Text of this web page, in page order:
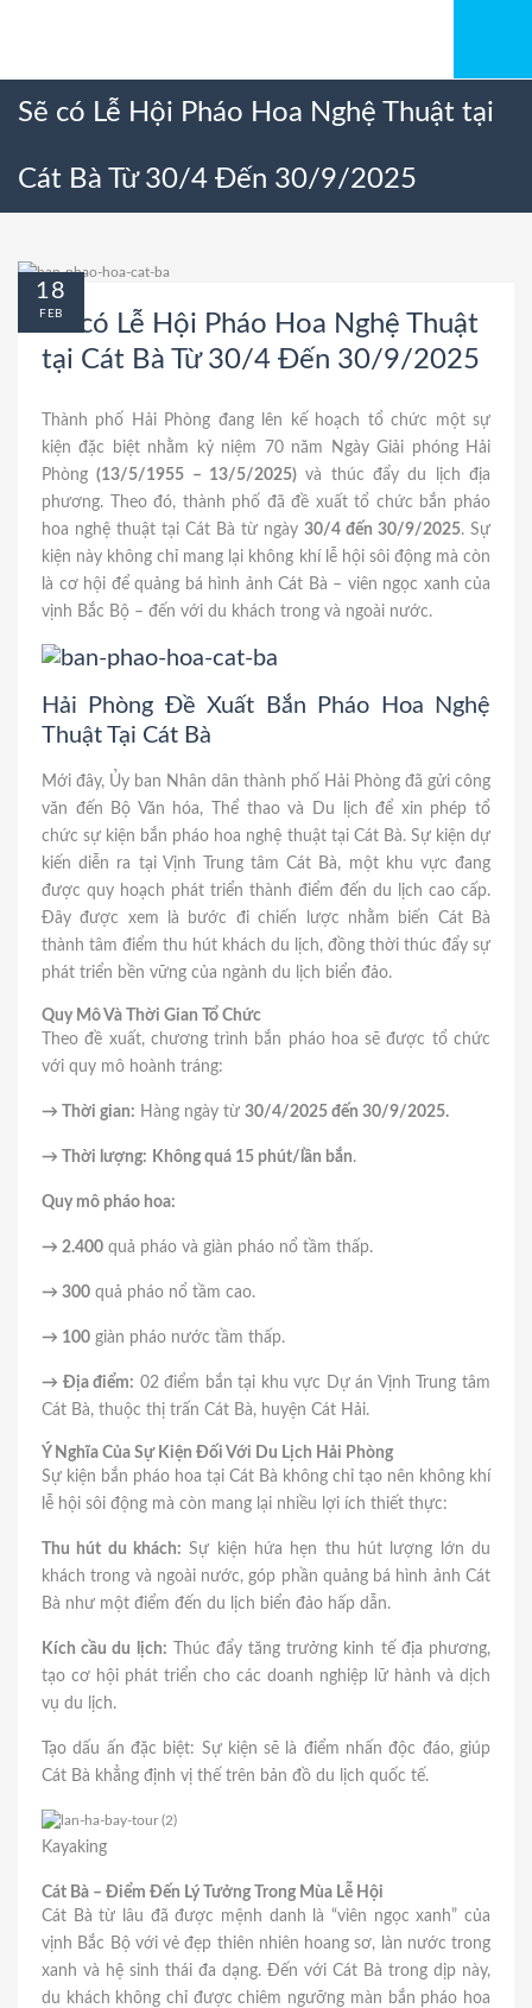
Sẽ có Lễ Hội Pháo Hoa Nghệ Thuật tại
Cát Bà Từ 30/4 Đến 30/9/2025
Sẽ có Lễ Hội Pháo Hoa Nghệ Thuật
tại Cát Bà Từ 30/4 Đến 30/9/2025
Thành phố Hải Phòng đang lên kế hoạch tổ chức một sự
kiện đặc biệt nhằm kỷ niệm 70 năm Ngày Giải phóng Hải
Phòng(13/5/1955 – 13/5/2025) và thúc đẩy du lịch địa
phương. Theo đó, thành phố đã đề xuất tổ chức bắn pháo
hoa nghệ thuật tại Cát Bà từ ngày 30/4 đến 30/9/2025. Sự
kiện này không chỉ mang lại không khí lễ hội sôi động mà còn
là cơ hội để quảng bá hình ảnh Cát Bà – viên ngọc xanh của
vịnh Bắc Bộ – đến với du khách trong và ngoài nước.
Hải Phòng Đề Xuất Bắn Pháo Hoa Nghệ
Thuật Tại Cát Bà
Mới đây, Ủy ban Nhân dân thành phố Hải Phòng đã gửi công
văn đến Bộ Văn hóa, Thể thao và Du lịch để xin phép tổ
chức sự kiện bắn pháo hoa nghệ thuật tại Cát Bà. Sự kiện dự
kiến diễn ra tại Vịnh Trung tâm Cát Bà, một khu vực đang
được quy hoạch phát triển thành điểm đến du lịch cao cấp.
Đây được xem là bước đi chiến lược nhằm biến Cát Bà
thành tâm điểm thu hút khách du lịch, đồng thời thúc đẩy sự
phát triển bền vững của ngành du lịch biển đảo.
Quy Mô Và Thời Gian Tổ Chức
Theo đề xuất, chương trình bắn pháo hoa sẽ được tổ chức
với quy mô hoành tráng:
→ Thời gian: Hàng ngày từ 30/4/2025 đến 30/9/2025.
→ Thời lượng: Không quá 15 phút/lần bắn.
Quy mô pháo hoa:
→ 2.400 quả pháo và giàn pháo nổ tầm thấp.
→ 300 quả pháo nổ tầm cao.
→ 100 giàn pháo nước tầm thấp.
→ Địa điểm: 02 điểm bắn tại khu vực Dự án Vịnh Trung tâm
Cát Bà, thuộc thị trấn Cát Bà, huyện Cát Hải.
Ý Nghĩa Của Sự Kiện Đối Với Du Lịch Hải Phòng
Sự kiện bắn pháo hoa tại Cát Bà không chỉ tạo nên không khí
lễ hội sôi động mà còn mang lại nhiều lợi ích thiết thực:
Thu hút du khách: Sự kiện hứa hẹn thu hút lượng lớn du
khách trong và ngoài nước, góp phần quảng bá hình ảnh Cát
Bà như một điểm đến du lịch biển đảo hấp dẫn.
Kích cầu du lịch: Thúc đẩy tăng trưởng kinh tế địa phương,
tạo cơ hội phát triển cho các doanh nghiệp lữ hành và dịch
vụ du lịch.
Tạo dấu ấn đặc biệt: Sự kiện sẽ là điểm nhấn độc đáo, giúp
Cát Bà khẳng định vị thế trên bản đồ du lịch quốc tế.
Kayaking
Cát Bà – Điểm Đến Lý Tưởng Trong Mùa Lễ Hội
Cát Bà từ lâu đã được mệnh danh là “viên ngọc xanh” của
vịnh Bắc Bộ với vẻ đẹp thiên nhiên hoang sơ, làn nước trong
xanh và hệ sinh thái đa dạng. Đến với Cát Bà trong dịp này,
du khách không chỉ được chiêm ngưỡng màn bắn pháo hoa
18
FEB